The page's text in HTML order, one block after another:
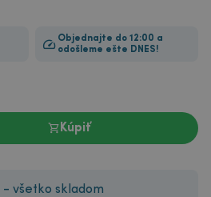
Objednajte do 12:00 a
odošleme ešte DNES!
Kúpiť
- všetko skladom